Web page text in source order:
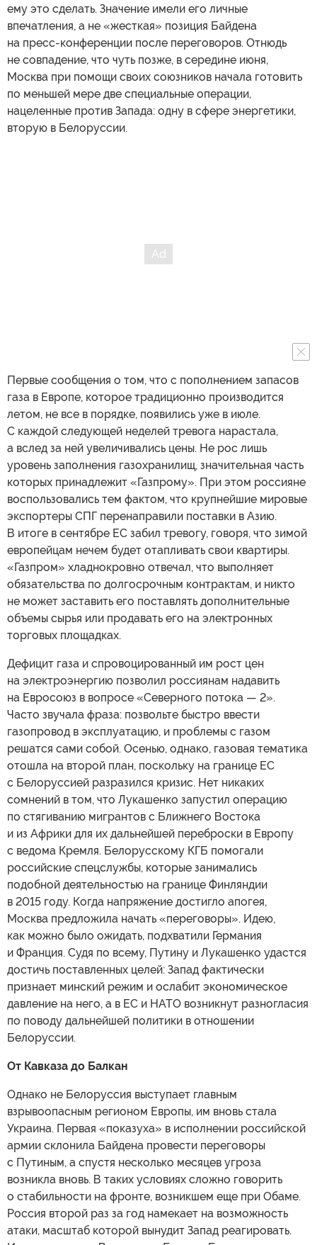
ему это сделать. Значение имели его личные
впечатления, а не «жесткая» позиция Байдена
на пресс-конференции после переговоров. Отнюдь
не совпадение, что чуть позже, в середине июня,
Москва при помощи своих союзников начала готовить
по меньшей мере две специальные операции,
нацеленные против Запада: одну в сфере энергетики,
вторую в Белоруссии.
Первые сообщения о том, что с пополнением запасов
газа в Европе, которое традиционно производится
летом, не все в порядке, появились уже в июле.
С каждой следующей неделей тревога нарастала,
а вслед за ней увеличивались цены. Не рос лишь
уровень заполнения газохранилищ, значительная часть
которых принадлежит «Газпрому». При этом россияне
воспользовались тем фактом, что крупнейшие мировые
экспортеры СПГ перенаправили поставки в Азию.
В итоге в сентябре ЕС забил тревогу, говоря, что зимой
европейцам нечем будет отапливать свои квартиры.
«Газпром» хладнокровно отвечал, что выполняет
обязательства по долгосрочным контрактам, и никто
не может заставить его поставлять дополнительные
объемы сырья или продавать его на электронных
торговых площадках.
Дефицит газа и спровоцированный им рост цен
на электроэнергию позволил россиянам надавить
на Евросоюз в вопросе «Северного потока — 2».
Часто звучала фраза: позвольте быстро ввести
газопровод в эксплуатацию, и проблемы с газом
решатся сами собой. Осенью, однако, газовая тематика
отошла на второй план, поскольку на границе ЕС
с Белоруссией разразился кризис. Нет никаких
сомнений в том, что Лукашенко запустил операцию
по стягиванию мигрантов с Ближнего Востока
и из Африки для их дальнейшей переброски в Европу
с ведома Кремля. Белорусскому КГБ помогали
российские спецслужбы, которые занимались
подобной деятельностью на границе Финляндии
в 2015 году. Когда напряжение достигло апогея,
Москва предложила начать «переговоры». Идею,
как можно было ожидать, подхватили Германия
и Франция. Судя по всему, Путину и Лукашенко удастся
достичь поставленных целей: Запад фактически
признает минский режим и ослабит экономическое
давление на него, а в ЕС и НАТО возникнут разногласия
по поводу дальнейшей политики в отношении
Белоруссии.
От Кавказа до Балкан
Однако не Белоруссия выступает главным
взрывоопасным регионом Европы, им вновь стала
Украина. Первая «показуха» в исполнении российской
армии склонила Байдена провести переговоры
с Путиным, а спустя несколько месяцев угроза
возникла вновь. В таких условиях сложно говорить
о стабильности на фронте, возникшем еще при Обаме.
Россия второй раз за год намекает на возможность
атаки, масштаб которой вынудит Запад реагировать.